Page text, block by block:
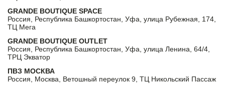
GRANDE BOUTIQUE SPACE
Россия, Республика Башкортостан, Уфа, улица Рубежная, 174,
ТЦ Мега
GRANDE BOUTIQUE OUTLET
Россия, Республика Башкортостан, Уфа, улица Ленина, 64/4,
ТРЦ Экватор
ПВЗ МОСКВА
Россия, Москва, Ветошный переулок 9, ТЦ Никольский Пассаж